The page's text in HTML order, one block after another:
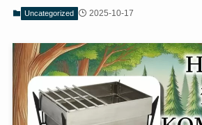
Uncategorized 2025-10-17